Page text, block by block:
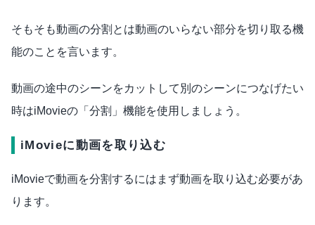
そもそも動画の分割とは動画のいらない部分を切り取る機
能のことを言います。
動画の途中のシーンをカットして別のシーンにつなげたい
時はiMovieの「分割」機能を使用しましょう。
iMovieに動画を取り込む
iMovieで動画を分割するにはまず動画を取り込む必要があ
ります。